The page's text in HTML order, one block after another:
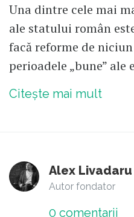
Una dintre cele mai
ale statului român
facă reforme de
perioadele „bune” ale
Citește mai mult
Alex Livadaru
Autor fondator
0 comentarii